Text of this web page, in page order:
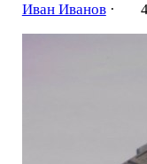
Иван Иванов·